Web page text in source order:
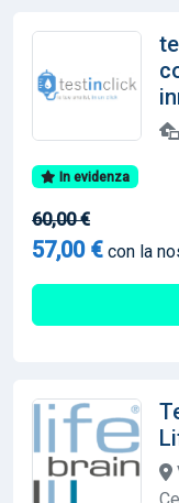
In evidenza
60,00 €
57,00 € con la